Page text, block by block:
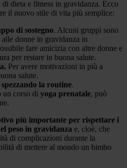
dieta e fitness in gravidanza. Ecco
il nuovo stile di vita più semplice:
di sostegno. Alcuni gruppi sono
donne in gravidanza in
fare amicizia con altre donne e
per restare in buona salute.
Per avere motivazioni in più a
salute.
la routine.
un corso di yoga prenatale, può
più importante per rispettare i
peso in gravidanza e, cioè, che
di complicazioni durante la
di mettere al mondo un bimbo